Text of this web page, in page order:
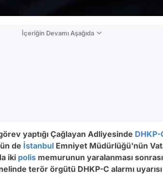
İçeriğin Devamı Aşağıda
yaptığı Çağlayan Adliyesinde DHKP-
de İstanbul Emniyet Müdürlüğü'nün
iki polis memurunun yaralanması sonrası
terör örgütü DHKP-C alarmı